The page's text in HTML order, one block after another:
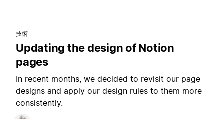
技術
Updating the design of Notion
pages
In recent months, we decided to revisit our page
designs and apply our design rules to them more
consistently.